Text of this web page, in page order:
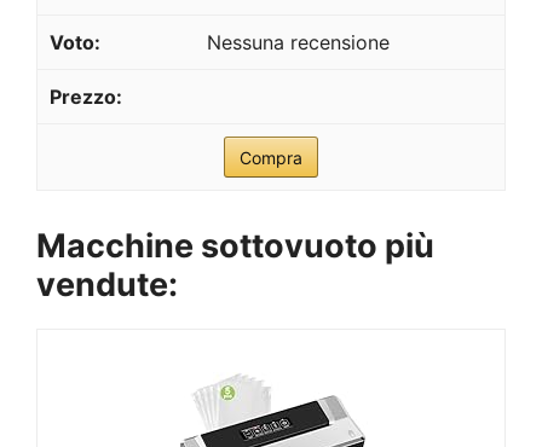
Nessuna recensione
Compra
Macchine sottovuoto più
vendute: